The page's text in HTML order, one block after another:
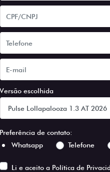
Versão escolhida
Preferência de contato:
Whatsapp
Telefone
Li e aceito a Política de